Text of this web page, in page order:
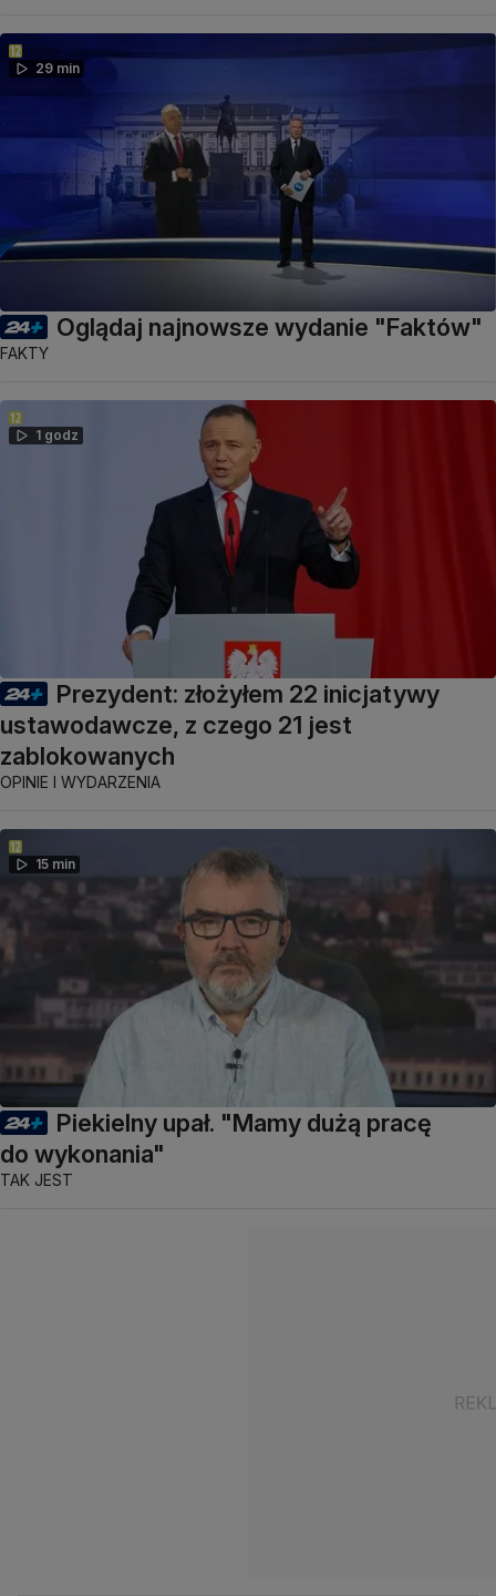
29 min
Oglądaj najnowsze wydanie "Faktów"
FAKTY
1 godz
Prezydent: złożyłem 22 inicjatywy
ustawodawcze, z czego 21 jest
zablokowanych
OPINIE I WYDARZENIA
15 min
Piekielny upał. "Mamy dużą pracę
do wykonania"
TAK JEST